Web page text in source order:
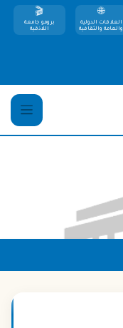
العلاقات الدولية
والعامة والثقافية
برومو جامعة
اللاذقية